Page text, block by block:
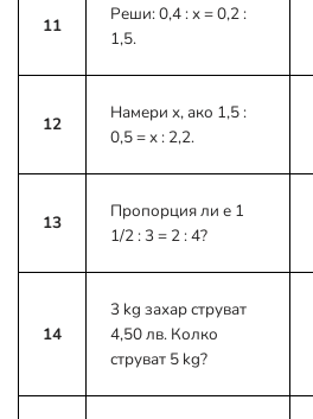
11
Реши: 0,4 : x = 0,2 :
1,5.
12
Намери x, ако 1,5 :
0,5 = x : 2,2.
13
Пропорция ли е 1
1/2 : 3 = 2 : 4?
14
3 kg захар струват
4,50 лв. Колко
струват 5 kg?